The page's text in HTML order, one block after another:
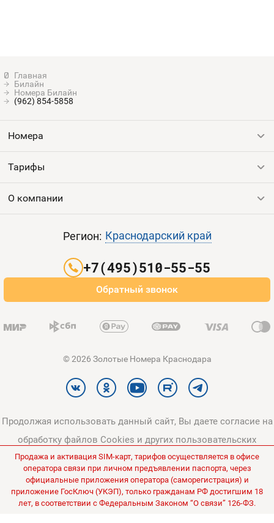
Билайн
Номера Билайн
(962) 854-5858
Номера
Все номера
Тарифы
Выгодные тарифы
О компании
Оплата и доставка
Регион: Краснодарский край
+7(495)510-55-55
Обратный звонок
© 2026 Золотые Номера Краснодара
Продолжая использовать данный сайт, Вы даете согласие на
обработку файлов Cookies и других пользовательских
данных, в соответствии сПолитикой конфиденциальности
Политикой в отношении обработки персональных данных
Все цены на сайте указаны без НДС.
Продажа и активация SIM-карт, тарифов осуществляется в офисе
оператора связи при личном предъявлении паспорта, через
официальные приложения оператора (саморегистрация) и
приложение ГосКлюч (УКЭП), только гражданам РФ достигшим 18
лет, в соответствии с Федеральным Законом “О связи” 126-ФЗ.